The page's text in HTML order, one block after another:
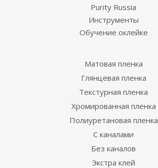
Purity Russia
Инструменты
Обучение оклейке
Матовая пленка
Глянцевая пленка
Текстурная пленка
Хромированная пленка
Полиуретановая пленка
С каналами
Без каналов
Экстра клей